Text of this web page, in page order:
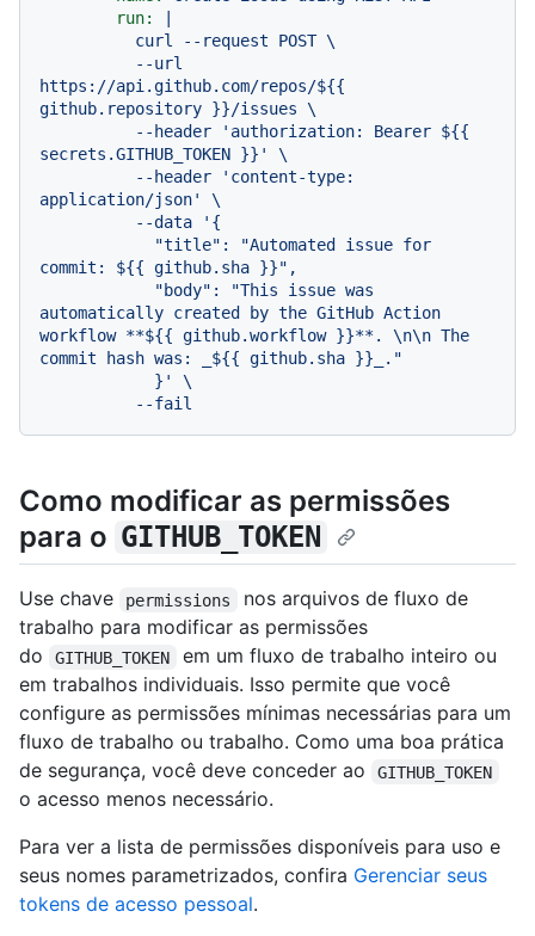
run:
https://api.github.com/repos/${{
github.repository }}/issues \
secrets.GITHUB_TOKEN }}' \
application/json' \
commit: ${{ github.sha }}",
automatically created by the GitHub Action
workflow **${{ github.workflow }}**. \n\n The
commit hash was: _${{ github.sha }}_."
Como modificar as permissões
para o GITHUB_TOKEN
Use chave permissions
nos arquivos de fluxo de
trabalho para modificar as permissões
do
GITHUB_TOKEN
em um fluxo de trabalho inteiro ou
em trabalhos individuais. Isso permite que você
configure as permissões mínimas necessárias para um
fluxo de trabalho ou trabalho. Como uma boa prática
de segurança, você deve conceder ao
GITHUB_TOKEN
o acesso menos necessário.
Para ver a lista de permissões disponíveis para uso e
seus nomes parametrizados, confira Gerenciar seus
tokens de acesso pessoal.